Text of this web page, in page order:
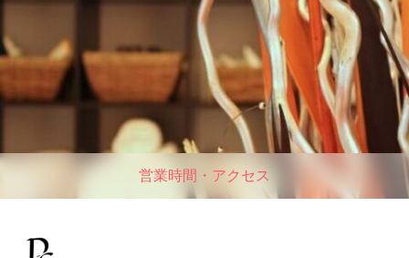
営業時間・アクセス